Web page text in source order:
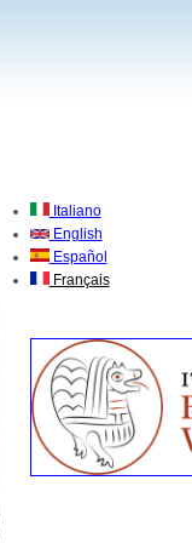
Italiano
English
Español
Français